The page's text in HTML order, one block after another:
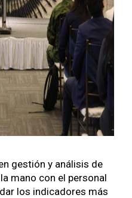
gestión y análi­sis de
mano con el per­son­al
los indi­cadores más